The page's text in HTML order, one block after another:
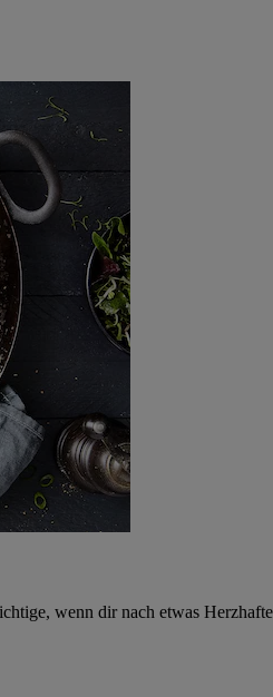
wenn dir nach etwas